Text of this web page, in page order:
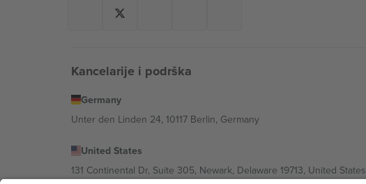
Kancelarije i podrška
Germany
Unter den Linden 24, 10117 Berlin, Germany
United States
131 Continental Dr, Suite 305, Newark, Delaware 19713, United States